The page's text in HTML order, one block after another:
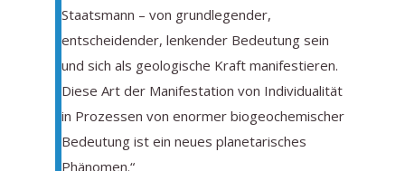
Staatsmann – von grundlegender,
entscheidender, lenkender Bedeutung sein
und sich als geologische Kraft manifestieren.
Diese Art der Manifestation von Individualität
in Prozessen von enormer biogeochemischer
Bedeutung ist ein neues planetarisches
Phänomen.“